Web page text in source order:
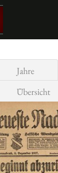
Jahre
Übersicht